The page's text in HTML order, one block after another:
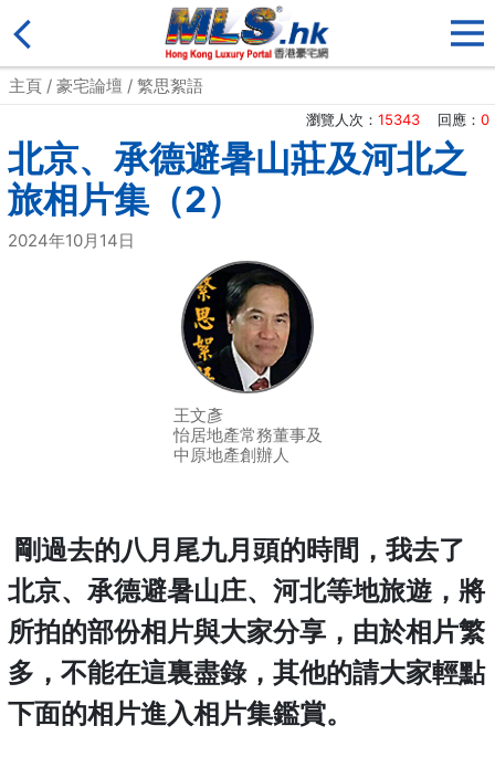
主頁 / 豪宅論壇 / 繁思絮語
瀏覽人次： 15343 回應： 0
北京、承德避暑山莊及河北之
旅相片集（2）
2024年10月14日
王文彥
怡居地產常務董事及
中原地產創辦人
剛過去的八月尾九月頭的時間，我去了
北京、承德避暑山庄、河北等地旅遊，將
所拍的部份相片與大家分享，由於相片繁
多，不能在這裏盡錄，其他的請大家輕點
下面的相片進入相片集鑑賞。